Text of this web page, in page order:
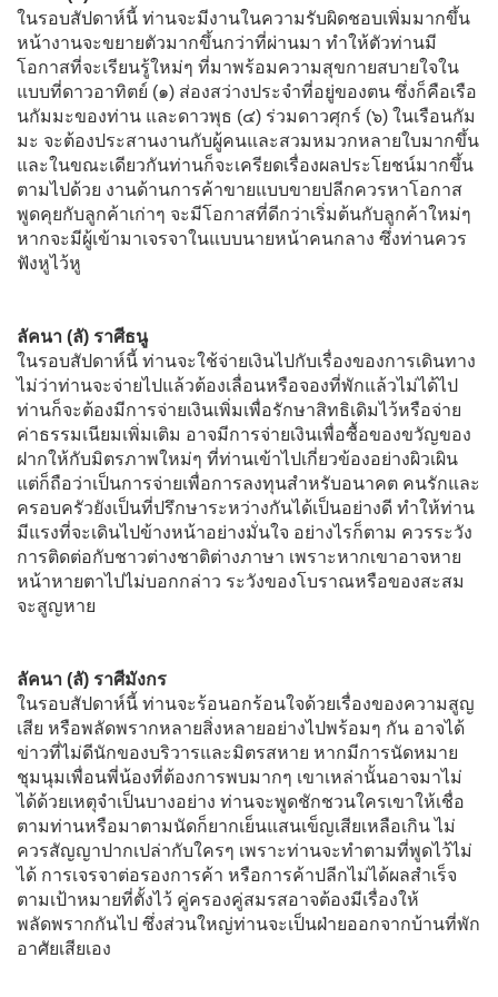
ในรอบสัปดาห์นี้ ท่านจะมีงานในความรับผิดชอบเพิ่มมากขึ้น
หน้างานจะขยายตัวมากขึ้นกว่าที่ผ่านมา ทำให้ตัวท่านมี
โอกาสที่จะเรียนรู้ใหม่ๆ ที่มาพร้อมความสุขกายสบายใจใน
แบบที่ดาวอาทิตย์ (๑) ส่องสว่างประจำที่อยู่ของตน ซึ่งก็คือเรือ
นกัมมะของท่าน และดาวพุธ (๔) ร่วมดาวศุกร์ (๖) ในเรือนกัม
มะ จะต้องประสานงานกับผู้คนและสวมหมวกหลายใบมากขึ้น
และในขณะเดียวกันท่านก็จะเครียดเรื่องผลประโยชน์มากขึ้น
ตามไปด้วย งานด้านการค้าขายแบบขายปลีกควรหาโอกาส
พูดคุยกับลูกค้าเก่าๆ จะมีโอกาสที่ดีกว่าเริ่มต้นกับลูกค้าใหม่ๆ
หากจะมีผู้เข้ามาเจรจาในแบบนายหน้าคนกลาง ซึ่งท่านควร
ฟังหูไว้หู
ลัคนา (ลั) ราศีธนู
ในรอบสัปดาห์นี้ ท่านจะใช้จ่ายเงินไปกับเรื่องของการเดินทาง
ไม่ว่าท่านจะจ่ายไปแล้วต้องเลื่อนหรือจองที่พักแล้วไม่ได้ไป
ท่านก็จะต้องมีการจ่ายเงินเพิ่มเพื่อรักษาสิทธิเดิมไว้หรือจ่าย
ค่าธรรมเนียมเพิ่มเติม อาจมีการจ่ายเงินเพื่อซื้อของขวัญของ
ฝากให้กับมิตรภาพใหม่ๆ ที่ท่านเข้าไปเกี่ยวข้องอย่างผิวเผิน
แต่ก็ถือว่าเป็นการจ่ายเพื่อการลงทุนสำหรับอนาคต คนรักและ
ครอบครัวยังเป็นที่ปรึกษาระหว่างกันได้เป็นอย่างดี ทำให้ท่าน
มีแรงที่จะเดินไปข้างหน้าอย่างมั่นใจ อย่างไรก็ตาม ควรระวัง
การติดต่อกับชาวต่างชาติต่างภาษา เพราะหากเขาอาจหาย
หน้าหายตาไปไม่บอกกล่าว ระวังของโบราณหรือของสะสม
จะสูญหาย
ลัคนา (ลั) ราศีมังกร
ในรอบสัปดาห์นี้ ท่านจะร้อนอกร้อนใจด้วยเรื่องของความสูญ
เสีย หรือพลัดพรากหลายสิ่งหลายอย่างไปพร้อมๆ กัน อาจได้
ข่าวที่ไม่ดีนักของบริวารและมิตรสหาย หากมีการนัดหมาย
ชุมนุมเพื่อนพี่น้องที่ต้องการพบมากๆ เขาเหล่านั้นอาจมาไม่
ได้ด้วยเหตุจำเป็นบางอย่าง ท่านจะพูดชักชวนใครเขาให้เชื่อ
ตามท่านหรือมาตามนัดก็ยากเย็นแสนเข็ญเสียเหลือเกิน ไม่
ควรสัญญาปากเปล่ากับใครๆ เพราะท่านจะทำตามที่พูดไว้ไม่
ได้ การเจรจาต่อรองการค้า หรือการค้าปลีกไม่ได้ผลสำเร็จ
ตามเป้าหมายที่ตั้งไว้ คู่ครองคู่สมรสอาจต้องมีเรื่องให้
พลัดพรากกันไป ซึ่งส่วนใหญ่ท่านจะเป็นฝ่ายออกจากบ้านที่พัก
อาศัยเสียเอง